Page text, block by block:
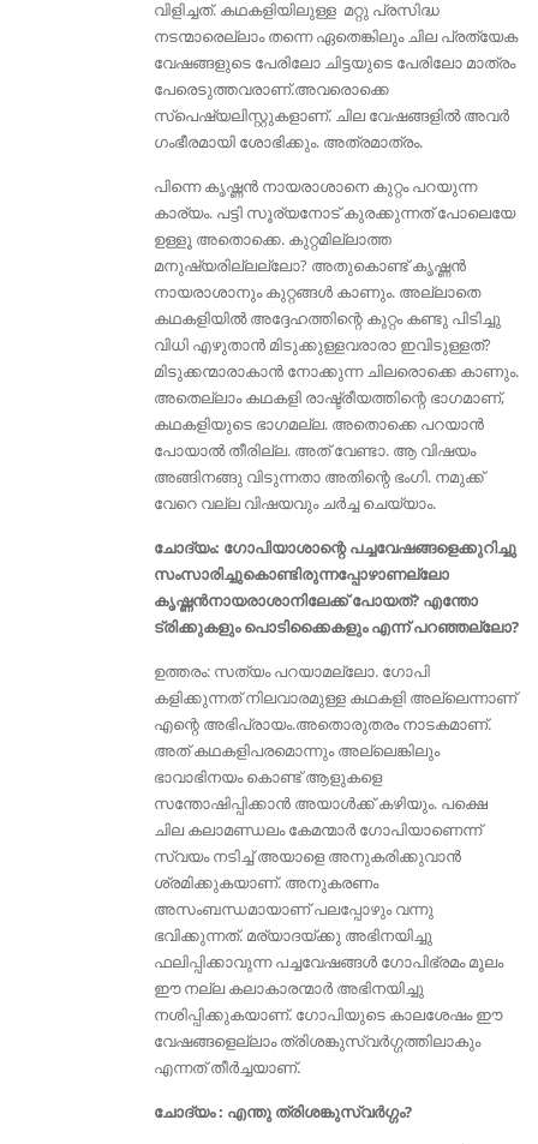
വിളിച്ചത്. കഥകളിയിലുള്ള മറ്റു പ്രസിദ്ധ
നടന്മാരെല്ലാം തന്നെ ഏതെങ്കിലും ചില പ്രത്യേക
വേഷങ്ങളുടെ പേരിലോ ചിട്ടയുടെ പേരിലോ മാത്രം
പേരെടുത്തവരാണ്.അവരൊക്കെ
സ്പെഷ്യലിസ്റ്റുകളാണ്. ചില വേഷങ്ങളിൽ അവർ
ഗംഭീരമായി ശോഭിക്കും. അത്രമാത്രം.
പിന്നെ കൃഷ്ണൻ നായരാശാനെ കുറ്റം പറയുന്ന
കാര്യം. പട്ടി സൂര്യനോട് കുരക്കുന്നത് പോലെയേ
ഉള്ളൂ അതൊക്കെ. കുറ്റമില്ലാത്ത
മനുഷ്യരില്ലല്ലോ? അതുകൊണ്ട് കൃഷ്ണൻ
നായരാശാനും കുറ്റങ്ങൾ കാണും. അല്ലാതെ
കഥകളിയിൽ അദ്ദേഹത്തിന്റെ കുറ്റം കണ്ടു പിടിച്ചു
വിധി എഴുതാൻ മിടുക്കുള്ളവരാരാ ഇവിടുള്ളത്‌?
മിടുക്കന്മാരാകാൻ നോക്കുന്ന ചിലരൊക്കെ കാണും.
അതെല്ലാം കഥകളി രാഷ്ട്രീയത്തിന്റെ ഭാഗമാണ്,
കഥകളിയുടെ ഭാഗമല്ല. അതൊക്കെ പറയാൻ
പോയാൽ തീരില്ല. അത് വേണ്ടാ. ആ വിഷയം
അങ്ങിനങ്ങു വിടുന്നതാ അതിന്റെ ഭംഗി. നമുക്ക്
വേറെ വല്ല വിഷയവും ചർച്ച ചെയ്യാം.
ചോദ്യം: ഗോപിയാശാന്റെ പച്ചവേഷങ്ങളെക്കുറിച്ചു
സംസാരിച്ചുകൊണ്ടിരുന്നപ്പോഴാണല്ലോ
കൃഷ്ണൻനായരാശാനിലേക്ക് പോയത്? എന്തോ
ട്രിക്കുകളും പൊടിക്കൈകളും എന്ന് പറഞ്ഞല്ലോ?
ഉത്തരം: സത്യം പറയാമല്ലോ. ഗോപി
കളിക്കുന്നത് നിലവാരമുള്ള കഥകളി അല്ലെന്നാണ്
എന്റെ അഭിപ്രായം.അതൊരുതരം നാടകമാണ്.
അത് കഥകളിപരമൊന്നും അല്ലെങ്കിലും
ഭാവാഭിനയം കൊണ്ട് ആളുകളെ
സന്തോഷിപ്പിക്കാൻ അയാള്‍ക്ക്‌ കഴിയും. പക്ഷെ
ചില കലാമണ്ഡലം കേമന്മാര്‍ ഗോപിയാണെന്ന്
സ്വയം നടിച്ച് അയാളെ അനുകരിക്കുവാന്‍
ശ്രമിക്കുകയാണ്. അനുകരണം
അസംബന്ധമായാണ് പലപ്പോഴും വന്നു
ഭവിക്കുന്നത്. മര്യാദയ്ക്കു അഭിനയിച്ചു
ഫലിപ്പിക്കാവുന്ന പച്ചവേഷങ്ങള്‍ ഗോപിഭ്രമം മൂലം
ഈ നല്ല കലാകാരന്മാര്‍ അഭിനയിച്ചു
നശിപ്പിക്കുകയാണ്. ഗോപിയുടെ കാലശേഷം ഈ
വേഷങ്ങളെല്ലാം ത്രിശങ്കുസ്വര്‍ഗ്ഗത്തിലാകും
എന്നത് തീര്‍ച്ചയാണ്.
ചോദ്യം : എന്തു ത്രിശങ്കുസ്വര്‍ഗ്ഗം?